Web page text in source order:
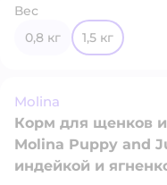
Вес
0,8 кг
1,5 кг
Molina
Корм для щенков
Molina Puppy and
индейкой и